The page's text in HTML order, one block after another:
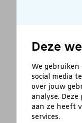
Deze
We
social media
over jouw
analyse.
aan ze heeft
services.